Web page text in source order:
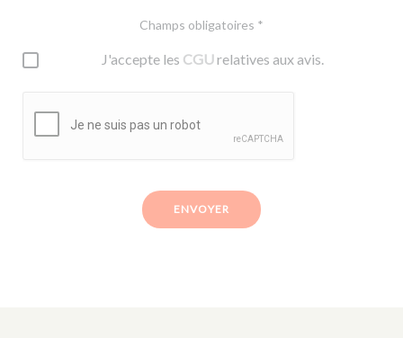
Champs obligatoires *
J'accepte les CGUrelatives aux avis.
ENVOYER